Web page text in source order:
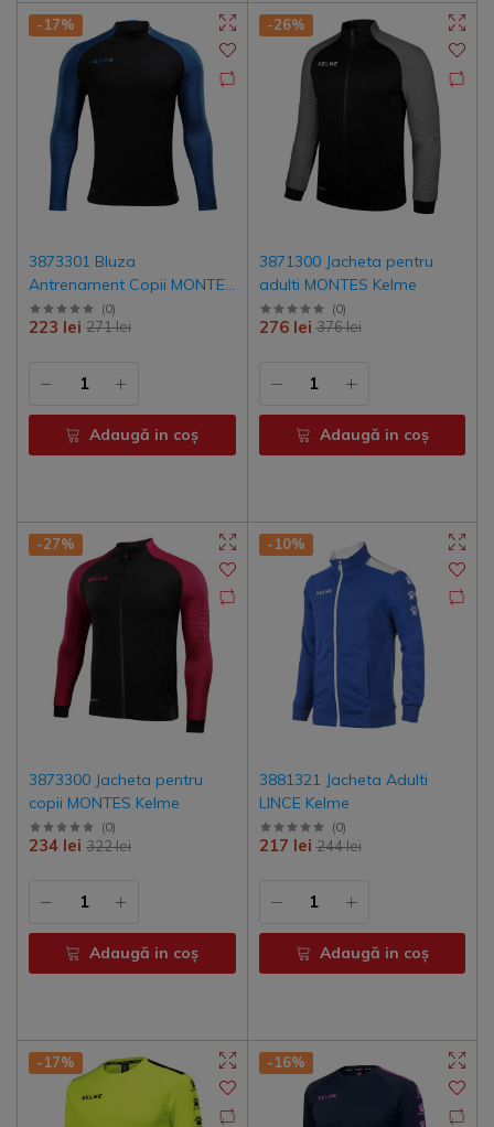
-17%
3873301 Bluza
Antrenament Copii MONTES
Kelme
(0)
271 lei
223 lei
Adaugă in coş
-26%
3871300 Jacheta pentru
adulti MONTES Kelme
(0)
376 lei
276 lei
Adaugă in coş
-27%
3873300 Jacheta pentru
copii MONTES Kelme
(0)
322 lei
234 lei
Adaugă in coş
-10%
3881321 Jacheta Adulti
LINCE Kelme
(0)
244 lei
217 lei
Adaugă in coş
-17% -16%